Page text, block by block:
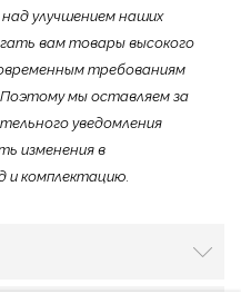
улучшением наших
вам товары высокого
требованиям
Поэтому мы оставляем за
уведомления
изменения в
и комплектацию.